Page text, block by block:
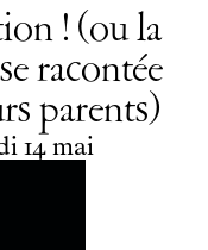
! (ou la
racontée
parents)
14 mai
mai